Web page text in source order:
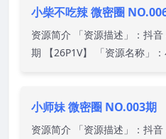
小柴不吃辣 微密圈
资源简介 「资源描述」：抖
期 【26P1V】 「资源名称」
小师妹 微密圈 NO.003期
资源简介 「资源描述」：抖